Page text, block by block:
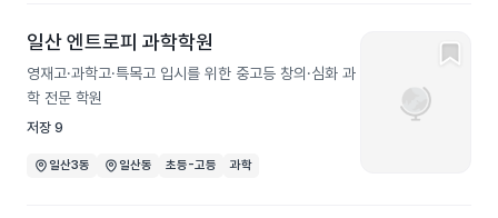
일산 엔트로피 과학학원
영재고·과학고·특목고 입시를 위한 중고등 창의·심화 과
학 전문 학원
저장 9
일산3동 일산동 초등-고등 과학